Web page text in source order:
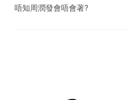
唔知周潤發會唔會著?